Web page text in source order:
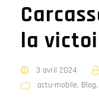
la
3 avril 2024
actu-mobile, Blog,